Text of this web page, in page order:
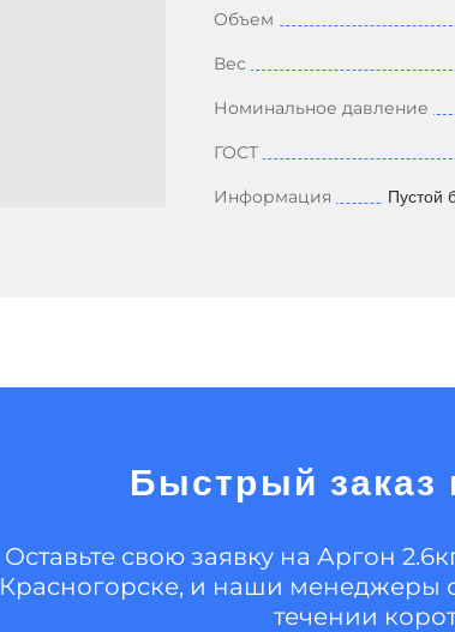
Объем
Вес
Номинальное давление
ГОСТ
Информация Пустой
Быстрый заказ
Оставьте свою заявку на Аргон
Красногорске, и наши менеджеры
течении